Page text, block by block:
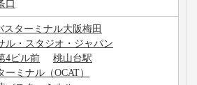
口
スターミナル大阪梅田
ル・スタジオ・ジャパン
4ビル前
桃山台駅
ーミナル（OCAT）